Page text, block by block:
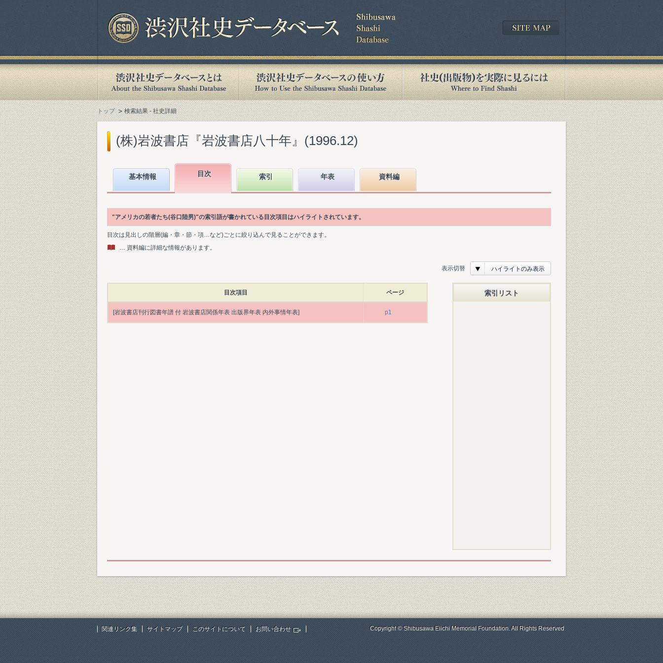
トップ 検索結果 - 社史詳細
(株)岩波書店『岩波書店八十年』(1996.12)
基本情報 目次 索引 年表 資料編
"アメリカの若者たち(谷口陸男)"の索引語が書かれている目次項目はハイライトされています。
目次は見出しの階層(編・章・節・項…など)ごとに絞り込んで見ることができます。
… 資料編に詳細な情報があります。
表示切替 ハイライトのみ表示
目次項目 ページ
[岩波書店刊行図書年譜 付 岩波書店関係年表 出版界年表 内外事情年表] p1
索引リスト
関連リンク集 サイトマップ このサイトについて お問い合わせ Copyright © Shibusawa Eiichi Memorial Foundation. All Rights Reserved.